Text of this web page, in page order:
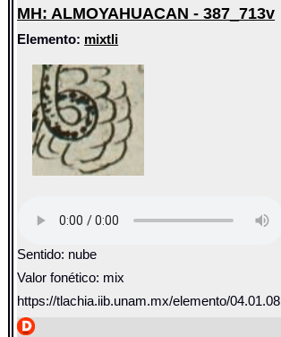
MH: ALMOYAHUACAN - 387_713v
Elemento: mixtli
Sentido: nube
Valor fonético: mix
https://tlachia.iib.unam.mx/elemento/04.01.08